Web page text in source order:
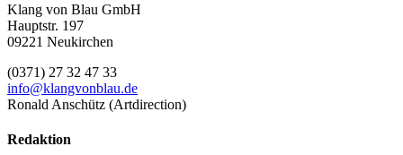
Klang von Blau GmbH
Hauptstr. 197
09221 Neukirchen
(0371) 27 32 47 33
info@klangvonblau.de
Ronald Anschütz (Artdirection)
Redaktion